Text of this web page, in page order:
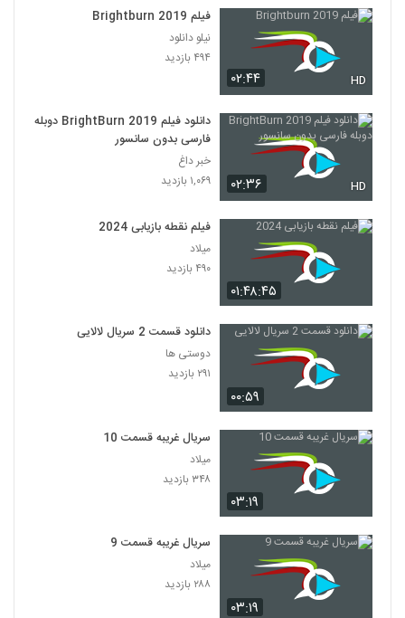
۰۲:۴۴ HD
فیلم Brightburn 2019
نیلو دانلود
۴۹۴ بازدید
۰۲:۳۶ HD
دانلود فیلم BrightBurn 2019 دوبله
فارسی بدون سانسور
خبر داغ
۱,۰۶۹ بازدید
۰۱:۴۸:۴۵
فیلم نقطه بازیابی 2024
میلاد
۴۹۰ بازدید
۰۰:۵۹
دانلود قسمت 2 سریال لالایی
دوستی ها
۲۹۱ بازدید
۰۳:۱۹
سریال غریبه قسمت 10
میلاد
۳۴۸ بازدید
۰۳:۱۹
سریال غریبه قسمت 9
میلاد
۲۸۸ بازدید